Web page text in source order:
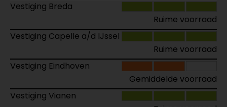
Vestiging Breda
Ruime voorraad
Vestiging Capelle a/d IJssel
Ruime voorraad
Vestiging Eindhoven
Gemiddelde voorraad
Vestiging Vianen